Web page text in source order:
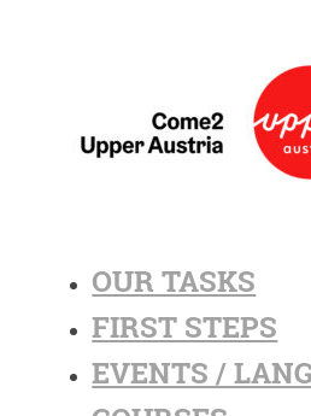
OUR TASKS
FIRST STEPS
EVENTS /